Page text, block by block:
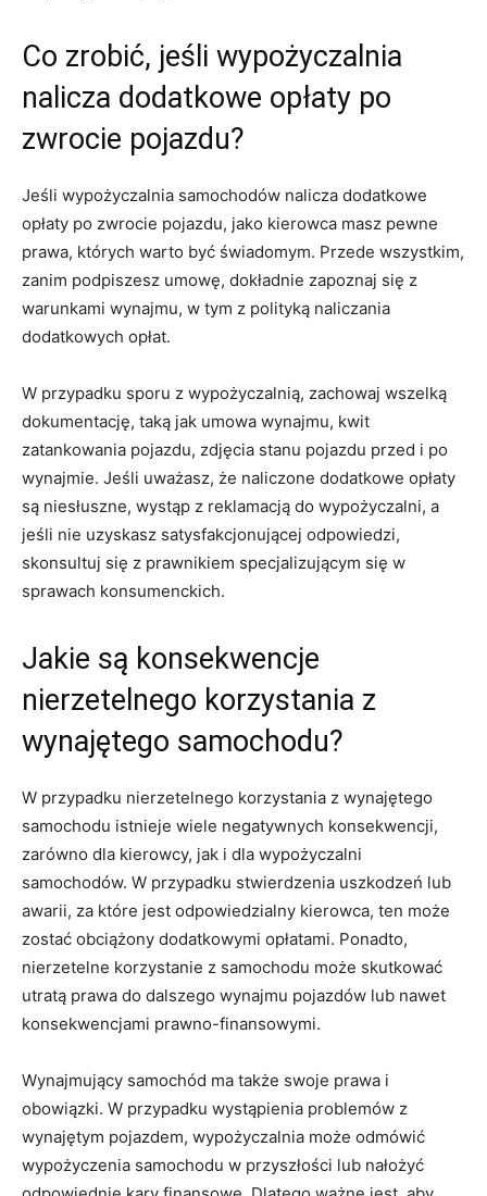
Co zrobić, jeśli wypożyczalnia
nalicza ‍dodatkowe opłaty po
zwrocie pojazdu?
Jeśli wypożyczalnia samochodów nalicza dodatkowe‍
opłaty po​ zwrocie pojazdu, jako kierowca masz pewne
prawa, których warto być świadomym. Przede wszystkim,
zanim podpiszesz umowę,‍ dokładnie⁤ zapoznaj się z
warunkami⁢ wynajmu, w tym z polityką naliczania
dodatkowych opłat.
W przypadku ‌sporu z wypożyczalnią, zachowaj wszelką⁣
dokumentację, taką ⁤jak ​umowa wynajmu,‍ kwit
zatankowania pojazdu, zdjęcia‍ stanu pojazdu przed i po
wynajmie. Jeśli‌ uważasz,‌ że naliczone dodatkowe opłaty
są niesłuszne, wystąp z reklamacją do ⁢wypożyczalni, a
jeśli nie uzyskasz satysfakcjonującej odpowiedzi,⁣
skonsultuj się z prawnikiem specjalizującym się w
sprawach konsumenckich.
Jakie są konsekwencje
nierzetelnego korzystania z
wynajętego samochodu?
W‌ przypadku nierzetelnego korzystania z wynajętego‍
samochodu istnieje wiele negatywnych konsekwencji,
zarówno​ dla kierowcy, jak i dla wypożyczalni
samochodów. W⁣ przypadku stwierdzenia uszkodzeń lub
awarii,​ za które jest odpowiedzialny kierowca, ten może
zostać obciążony dodatkowymi opłatami. Ponadto,
⁣nierzetelne korzystanie z samochodu ‍może skutkować
utratą prawa ​do dalszego wynajmu pojazdów lub nawet
konsekwencjami prawno-finansowymi.
Wynajmujący ‍samochód ma także swoje prawa i
obowiązki. W przypadku⁢ wystąpienia problemów z‍
wynajętym pojazdem, wypożyczalnia ​może odmówić
wypożyczenia samochodu w przyszłości lub nałożyć